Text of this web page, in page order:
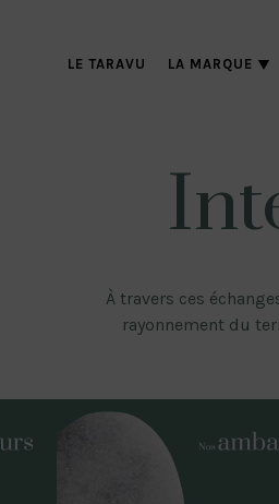
LE TARAVU LA MARQUE
À travers ces
rayonnement du